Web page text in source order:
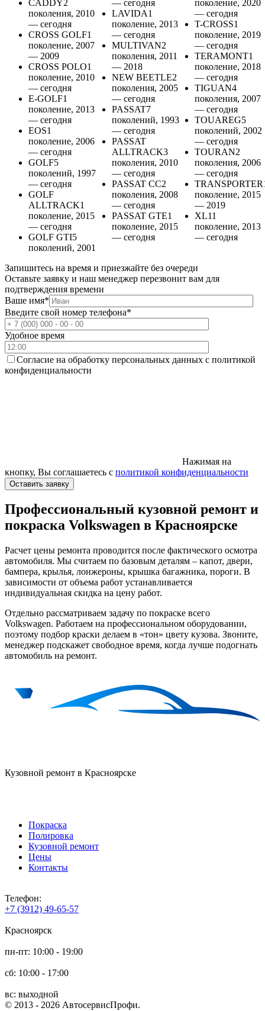
CADDY2
поколения, 2010
— сегодня
CROSS GOLF1
поколение, 2007
— 2009
CROSS POLO1
поколение, 2010
— сегодня
E-GOLF1
поколение, 2013
— сегодня
EOS1
поколение, 2006
— сегодня
GOLF5
поколений, 1997
— сегодня
GOLF
ALLTRACK1
поколение, 2015
— сегодня
GOLF GTI5
поколений, 2001
— сегодня
LAVIDA1
поколение, 2013
— сегодня
MULTIVAN2
поколения, 2011
— 2018
NEW BEETLE2
поколения, 2005
— сегодня
PASSAT7
поколений, 1993
— сегодня
PASSAT
ALLTRACK3
поколения, 2010
— сегодня
PASSAT CC2
поколения, 2008
— сегодня
PASSAT GTE1
поколение, 2015
— сегодня
поколение, 2020
— сегодня
T-CROSS1
поколение, 2019
— сегодня
TERAMONT1
поколение, 2018
— сегодня
TIGUAN4
поколения, 2007
— сегодня
TOUAREG5
поколений, 2002
— сегодня
TOURAN2
поколения, 2006
— сегодня
поколение, 2015
— 2019
XL11
поколение, 2013
— сегодня
Запишитесь на время и приезжайте без очереди
Оставьте заявку и наш менеджер перезвонит вам для
подтверждения времени
Ваше имя*
Введите свой номер телефона*
Удобное время
Согласие на обработку персональных данных с политикой
конфиденциальности
Нажимая на
кнопку, Вы соглашаетесь с политикой конфиденциальности
Профессиональный кузовной ремонт и
покраска Volkswagen в Красноярске
Расчет цены ремонта проводится после фактического осмотра
автомобиля. Мы считаем по базовым деталям – капот, двери,
бампера, крылья, лонжероны, крышка багажника, пороги. В
зависимости от объема работ устанавливается
индивидуальная скидка на цену работ.
Отдельно рассматриваем задачу по покраске всего
Volkswagen. Работаем на профессиональном оборудовании,
поэтому подбор краски делаем в «тон» цвету кузова. Звоните,
менеджер подскажет свободное время, когда лучше подогнать
автомобиль на ремонт.
Кузовной ремонт в Красноярске
Покраска
Полировка
Кузовной ремонт
Цены
Контакты
Телефон:
+7 (3912) 49-65-57
Красноярск
пн-пт: 10:00 - 19:00
сб: 10:00 - 17:00
вс: выходной
© 2013 - 2026 АвтосервисПрофи.